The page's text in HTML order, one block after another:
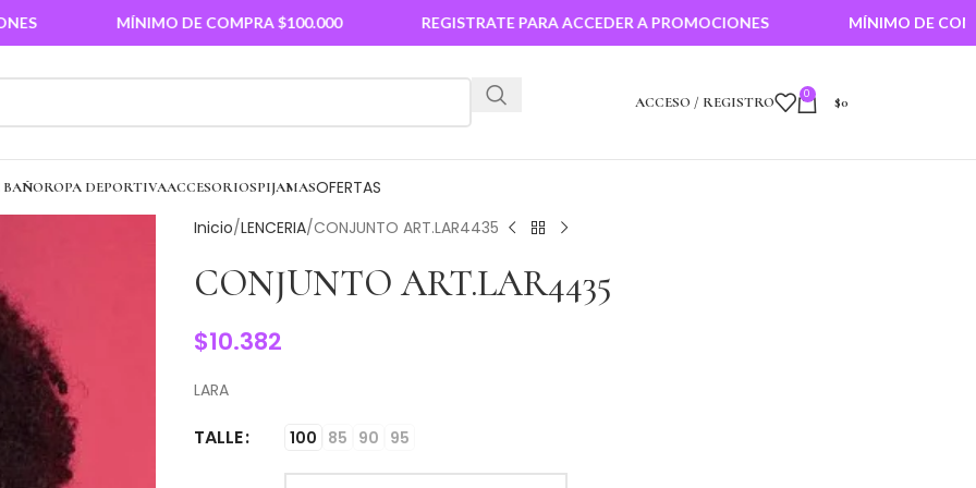
MÍNIMO DE COMPRA $100.000 REGISTRATE PARA ACCEDER A PROMOCIONES MÍNIMO DE COMPRA
ACCESO / REGISTRO 0 $0
BAÑOROPA DEPORTIVAACCESORIOSPIJAMASOFERTAS
Inicio LENCERIA CONJUNTO ART.LAR4435
CONJUNTO ART.LAR4435
$10.382
LARA
TALLE 100 85 90 95